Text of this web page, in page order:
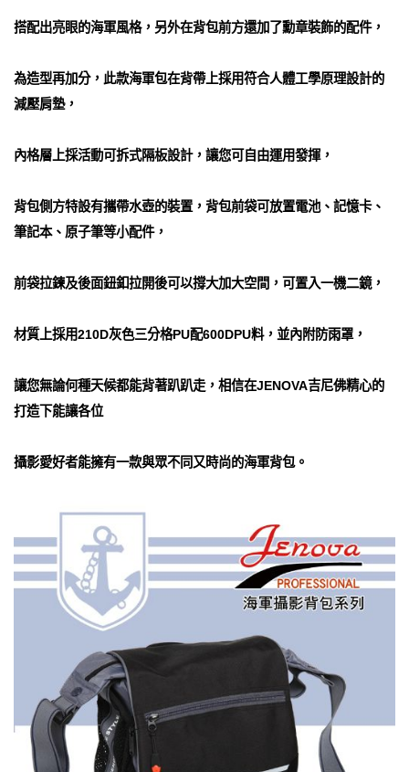
搭配出亮眼的海軍風格，另外在背包前方還加了勳章裝飾的配件，
為造型再加分，此款海軍包在背帶上採用符合人體工學原理設計的
減壓肩墊，
內格層上採活動可拆式隔板設計，讓您可自由運用發揮，
背包側方特設有攜帶水壺的裝置，背包前袋可放置電池、記憶卡、
筆記本、原子筆等小配件，
前袋拉鍊及後面鈕釦拉開後可以撐大加大空間，可置入一機二鏡，
材質上採用210D灰色三分格PU配600DPU料，並內附防雨罩，
讓您無論何種天候都能背著趴趴走，相信在JENOVA吉尼佛精心的
打造下能讓各位
攝影愛好者能擁有一款與眾不同又時尚的海軍背包。